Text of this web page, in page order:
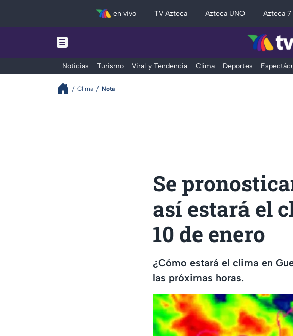
en vivo TV Azteca Azteca UNO Azteca 7
Noticias Turismo Viral y Tendencia Clima Deportes
Clima Nota
Se
así estará el
10 de enero
¿Cómo estará el clima en
las próximas horas.